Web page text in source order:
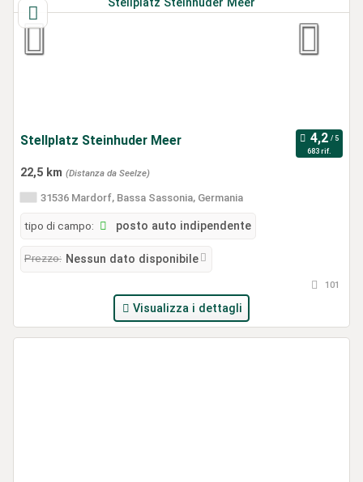
Stellplatz Steinhuder Meer
683 rif.
22,5 km (Distanza da Seelze)
31536 Mardorf, Bassa Sassonia, Germania
tipo di campo: posto auto indipendente
Prezzo: Nessun dato disponibile
101
Visualizza i dettagli